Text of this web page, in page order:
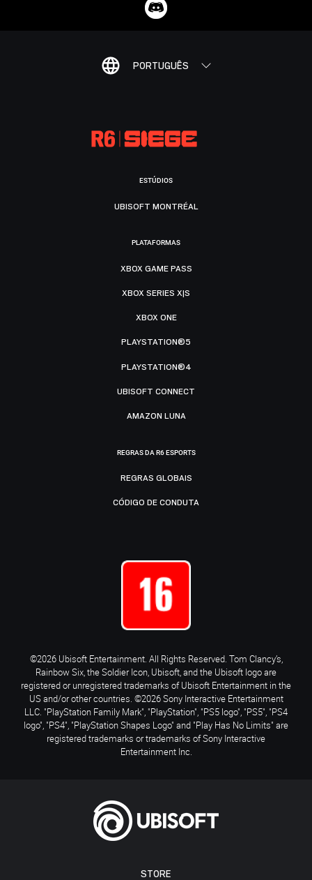
PORTUGUÊS
STORE
ESTÚDIOS
UBISOFT MONTRÉAL
PLATAFORMAS
XBOX GAME PASS
XBOX SERIES X|S
XBOX ONE
PLAYSTATION®5
PLAYSTATION®4
UBISOFT CONNECT
AMAZON LUNA
REGRAS DA R6 ESPORTS
REGRAS GLOBAIS
CÓDIGO DE CONDUTA
©2026 Ubisoft Entertainment. All Rights Reserved. Tom Clancy’s,
Rainbow Six, the Soldier Icon, Ubisoft, and the Ubisoft logo are
registered or unregistered trademarks of Ubisoft Entertainment in the
US and/or other countries. ©2026 Sony Interactive Entertainment
LLC. "PlayStation Family Mark", "PlayStation", "PS5 logo", "PS5", "PS4
logo", "PS4", "PlayStation Shapes Logo" and "Play Has No Limits" are
registered trademarks or trademarks of Sony Interactive
Entertainment Inc.